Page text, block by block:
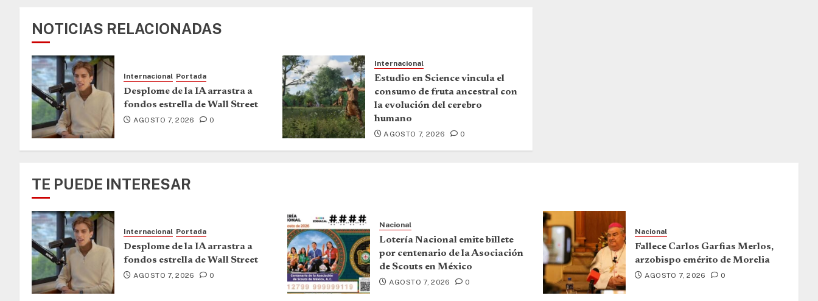
NOTICIAS RELACIONADAS
Internacional Portada
Desplome de la IA arrastra a
fondos estrella de Wall Street
AGOSTO 7, 2026 0
Internacional
Estudio en Science vincula el
consumo de fruta ancestral con
la evolución del cerebro
humano
AGOSTO 7, 2026 0
TE PUEDE INTERESAR
Internacional Portada
Desplome de la IA arrastra a
fondos estrella de Wall Street
AGOSTO 7, 2026 0
Nacional
Lotería Nacional emite billete
por centenario de la Asociación
de Scouts en México
AGOSTO 7, 2026 0
Nacional
Fallece Carlos Garfias Merlos,
arzobispo emérito de Morelia
AGOSTO 7, 2026 0